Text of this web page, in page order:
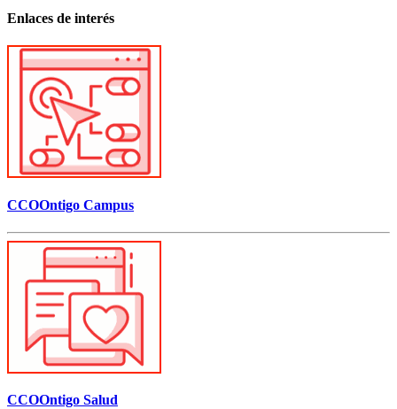
Enlaces de interés
CCOOntigo Campus
CCOOntigo Salud